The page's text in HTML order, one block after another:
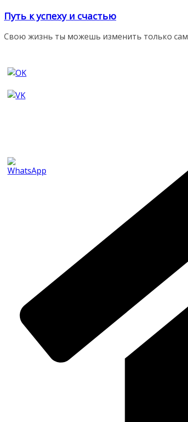
Перейти
содержимому
Путь к успеху и счастью
Свою жизнь ты можешь изменить только сам